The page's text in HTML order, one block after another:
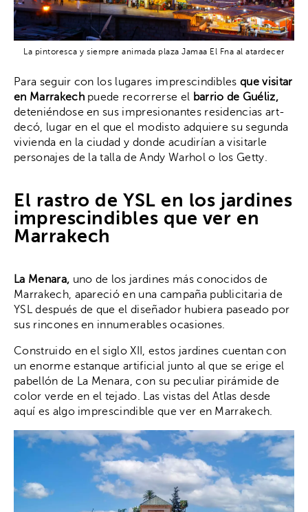
La pintoresca y siempre animada plaza Jamaa El Fna al atardecer
Para seguir con los lugares imprescindiblesque visitar
en Marrakechpuede recorrerse el barrio de Guéliz,
deteniéndose en sus impresionantes residencias art-
decó, lugar en el que el modisto adquiere su segunda
vivienda en la ciudad y donde acudirían a visitarle
personajes de la talla de Andy Warhol o los Getty.
El rastro de YSL en los jardines
imprescindibles que ver en
Marrakech
La Menara, uno de los jardines más conocidos de
Marrakech, apareció en una campaña publicitaria de
YSL después de que el diseñador hubiera paseado por
sus rincones en innumerables ocasiones.
Construido en el siglo XII, estos jardines cuentan con
un enorme estanque artificial junto al que se erige el
pabellón de La Menara, con su peculiar pirámide de
color verde en el tejado. Las vistas del Atlas desde
aquí es algo imprescindible que ver en Marrakech.